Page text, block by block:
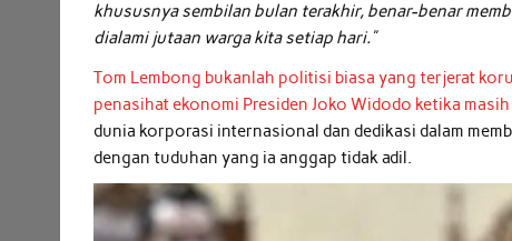
khususnya sembilan bulan terakhir, benar-benar
dialami jutaan warga kita setiap hari.”
Tom Lembong bukanlah politisi biasa yang terjerat
penasihat ekonomi Presiden Joko Widodo ketika
dunia korporasi internasional dan dedikasi dalam
dengan tuduhan yang ia anggap tidak adil.